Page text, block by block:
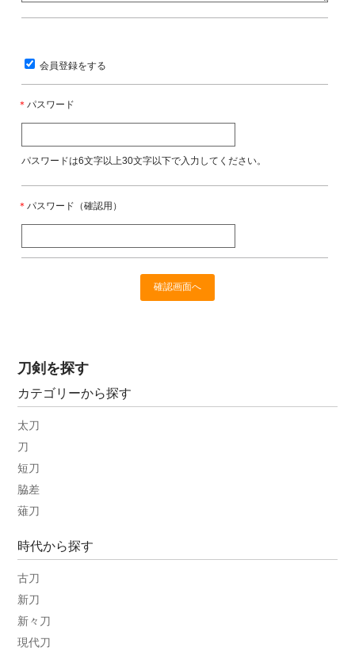
会員登録をする
＊パスワード
パスワードは6文字以上30文字以下で入力してください。
＊パスワード（確認用）
刀剣を探す
カテゴリーから探す
太刀
刀
短刀
脇差
薙刀
時代から探す
古刀
新刀
新々刀
現代刀